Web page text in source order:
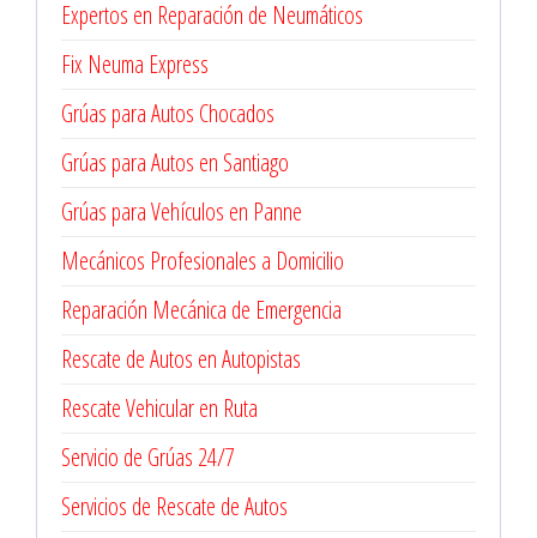
Expertos en Reparación de Neumáticos
Fix Neuma Express
Grúas para Autos Chocados
Grúas para Autos en Santiago
Grúas para Vehículos en Panne
Mecánicos Profesionales a Domicilio
Reparación Mecánica de Emergencia
Rescate de Autos en Autopistas
Rescate Vehicular en Ruta
Servicio de Grúas 24/7
Servicios de Rescate de Autos